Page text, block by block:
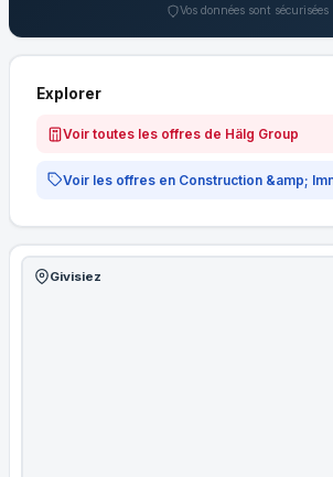
Vos données sont sécurisées
Explorer
Voir toutes les offres de Hälg Group
Voir les offres en Construction &amp;
Givisiez